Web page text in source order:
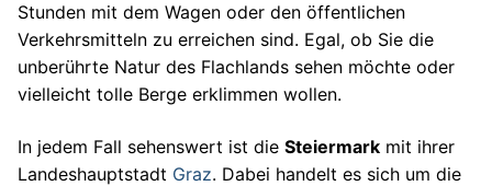
Stunden mit dem Wagen oder den öffentlichen
Verkehrsmitteln zu erreichen sind. Egal, ob Sie die
unberührte Natur des Flachlands sehen möchte oder
vielleicht tolle Berge erklimmen wollen.
In jedem Fall sehenswert ist die Steiermark mit ihrer
Landeshauptstadt Graz. Dabei handelt es sich um die